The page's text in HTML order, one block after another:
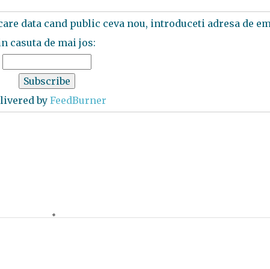
data cand public ceva nou, introduceti adresa de
casuta de mai jos:
by FeedBurner